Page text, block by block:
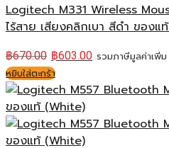
Logitech M331 Wireless
ไร้สาย เสียงคลิกเบา สีดำ ของแ
฿670.00 ฿603.00 รวมภาษีมูลค่าเพิ่ม
หยิบใส่ตะกร้า